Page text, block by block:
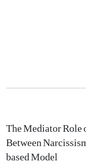
The Mediator
Between
based Model